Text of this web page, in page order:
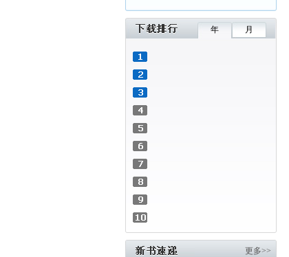
年 月
更多>>